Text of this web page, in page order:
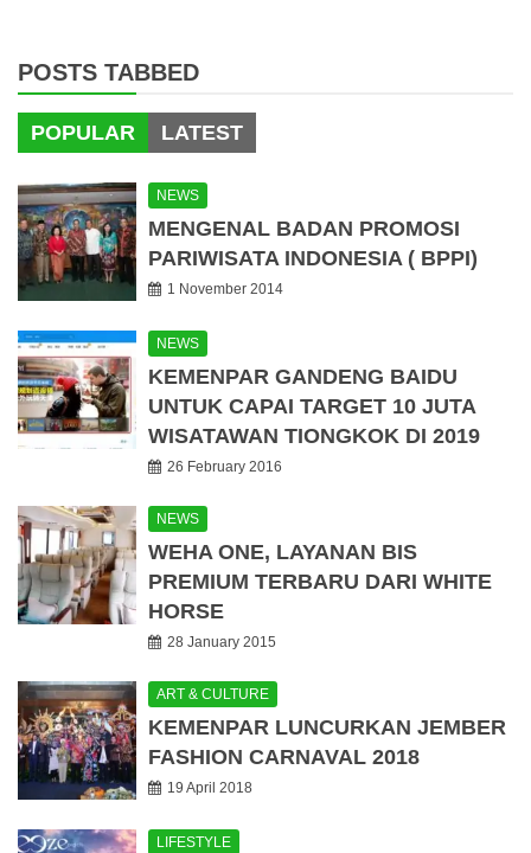
POSTS TABBED
POPULAR LATEST
NEWS
MENGENAL BADAN PROMOSI
PARIWISATA INDONESIA ( BPPI)
1 November 2014
NEWS
KEMENPAR GANDENG BAIDU
UNTUK CAPAI TARGET 10 JUTA
WISATAWAN TIONGKOK DI 2019
26 February 2016
NEWS
WEHA ONE, LAYANAN BIS
PREMIUM TERBARU DARI WHITE
HORSE
28 January 2015
ART & CULTURE
KEMENPAR LUNCURKAN JEMBER
FASHION CARNAVAL 2018
19 April 2018
LIFESTYLE